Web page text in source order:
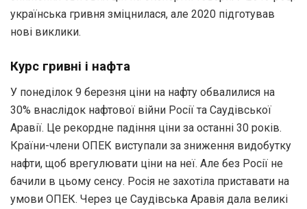
українська гривня зміцнилася, але 2020 підготував
нові виклики.
Курс гривні і нафта
У понеділок 9 березня ціни на нафту обвалилися на
30% внаслідок нафтової війни Росії та Саудівської
Аравії. Це рекордне падіння ціни за останні 30 років.
Країни-члени ОПЕК виступали за зниження видобутку
нафти, щоб врегулювати ціни на неї. Але без Росії не
бачили в цьому сенсу. Росія не захотіла приставати на
умови ОПЕК. Через це Саудівська Аравія дала великі